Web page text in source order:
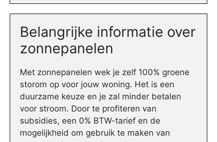
Belangrijke informatie over
zonnepanelen
Met zonnepanelen wek je zelf 100% groene
storom op voor jouw woning. Het is een
duurzame keuze en je zal minder betalen
voor stroom. Door te profiteren van
subsidies, een 0% BTW-tarief en de
mogelijkheid om gebruik te maken van